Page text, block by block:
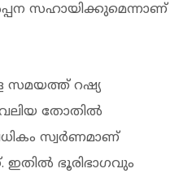
സഹായിക്കുമെന്നാണ്
സമയത്ത് റഷ്യ
തോതിൽ
സ്വർണമാണ്
ഇതിൽ ഭൂരിഭാഗവും